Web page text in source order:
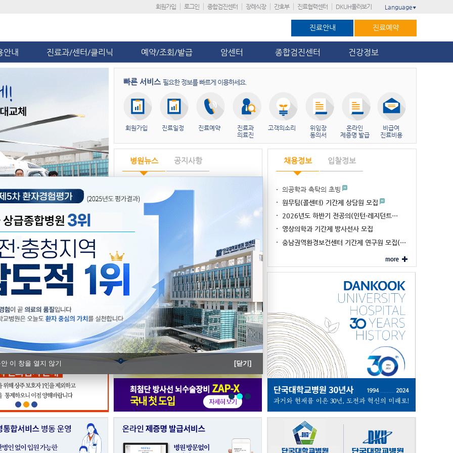
회원가입 로그인 종합검진센터 장례식장 간호부 진료협력센터 DKUH둘러보기 Language ▼
진료안내 진료예약
안내 진료과/센터/클리닉 예약/조회/발급 암센터 종합검진센터 건강정보
이 창을 열지 않기 [닫기]
빠른 서비스 필요한 정보를 빠르게 이용하세요.
회원가입 진료일정 진료예약
진료과
의료진
고객의소리
위임장
동의서
온라인
제증명 발급
비급여
진료비용
채용정보
의공학과 촉탁의 초빙
원무팀(콜센터) 기간제 상담원 모집
2026년도 하반기 전공의(인턴·레지던트…
영상의학과 기간제 방사선사 모집
충남권역환경보건센터 기간제 연구원 모집(…
입찰정보
병원뉴스
제5차 환자경험평가 ‘전국 상급종합병원 3위, 대전…
단국대병원, ‘급성기뇌졸중 적정성 평가’ 11회 연…
단국대병원 충남지역암센터, ‘해외이주민 암관리 네비…
단국대병원, 충남Ⅰ권역 모자의료 진료협력 대표기관 …
충남지역암센터, 지역 실무자 대상 '내시경 세척·…
공지사항